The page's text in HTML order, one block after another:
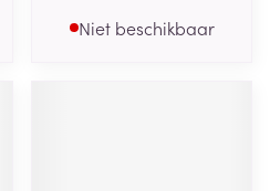
Niet beschikbaar